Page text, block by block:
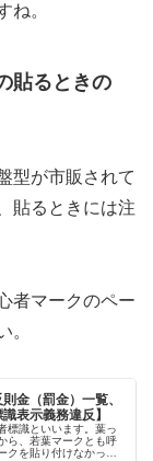
ね。
貼るときの
型が市販されて
貼るときには注
者マークのペー
。
金（罰金）一覧、
表示義務違反】
標識といいます。葉っ
ら、若葉マークとも呼
クを貼り付けなかった